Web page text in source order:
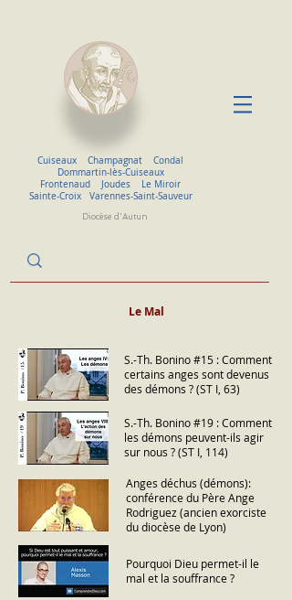
Cuiseaux Champagnat
Condal
Dommartin-lès-Cuiseaux
Frontenaud
Joudes
Le Miroir
Sainte-Croix Varennes-Saint-Sauveur
Diocèse d'Autun
Le Mal
S.-Th. Bonino #15 : Comment
certains anges sont devenus
des démons ? (ST I, 63)
S.-Th. Bonino #19 : Comment
les démons peuvent-ils agir
sur nous ? (ST I, 114)
Anges déchus (démons):
conférence du Père Ange
Rodriguez (ancien exorciste
du diocèse de Lyon)
Pourquoi Dieu permet-il le
mal et la souffrance ?